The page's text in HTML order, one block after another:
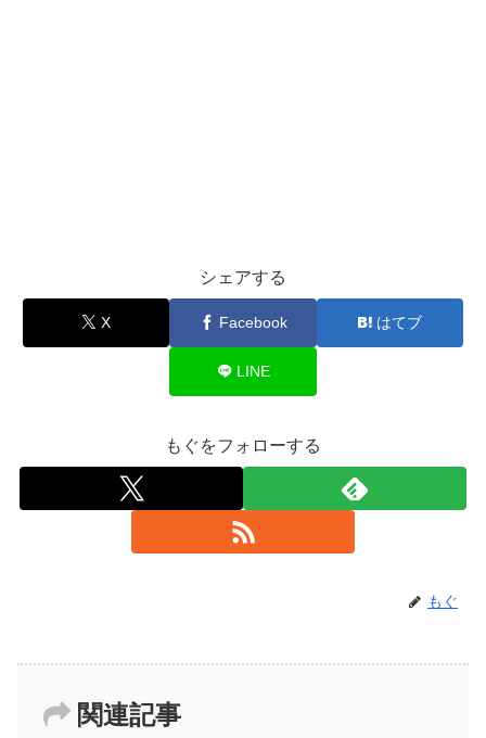
シェアする
X Facebook はてブ
LINE
もぐをフォローする
もぐ
関連記事